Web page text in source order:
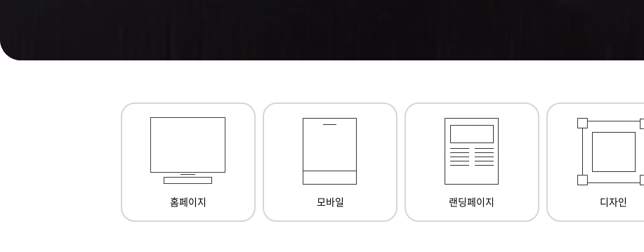
홈페이지 모바일 랜딩페이지 디자인